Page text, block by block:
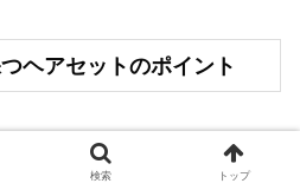
ヘアセットのポイント
共通して清潔感と上品さが求め
ことで、全体の印象が大きく変
検索 トップ